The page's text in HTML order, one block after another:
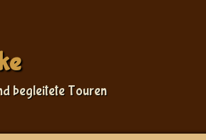
begleitete Touren